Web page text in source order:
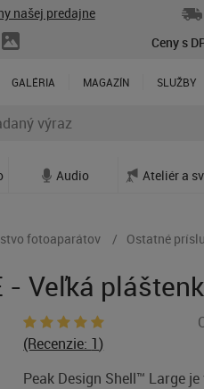
našej predajne
Ceny s
GALÉRIA MAGAZÍN SLUŽBY
Audio Ateliér a
fotoaparátov Ostatné
- Veľká
(Recenzie: 1)
Peak Design Shell™ Large